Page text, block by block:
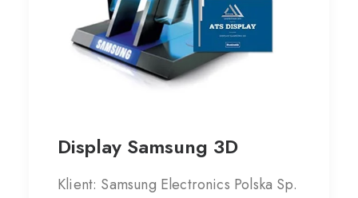
Display Samsung 3D
Klient: Samsung Electronics Polska Sp.